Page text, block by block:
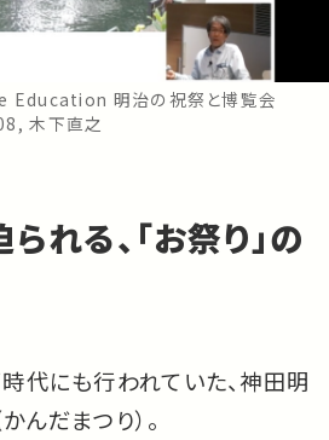
Education 明治の祝祭と博覧会
木下直之
れる、「お祭り」の
代にも行われていた、神田明
んだまつり）。